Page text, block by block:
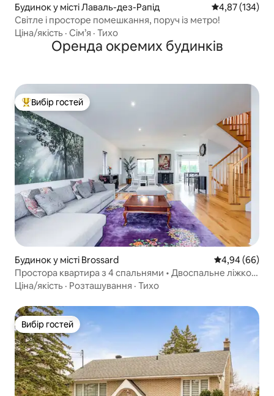
Будинок у місті Лаваль-дез-Рапід Середня
4,87 (134)
Світле і просторе помешкання, поруч із метро!
Ціна/якість · Сім’я · Тихо
Оренда окремих будинків
Топ вибір гостей
Вибір гостей
Будинок у місті Brossard Середня
4,94 (66)
Простора квартира з 4 спальнями • Двоспальне ліжко
King size • Безкоштовне паркування
Ціна/якість · Розташування · Тихо
Вибір гостей
Вибір гостей